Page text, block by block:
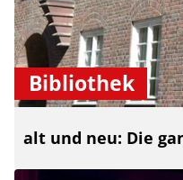
Bibliothek
alt und neu: Die